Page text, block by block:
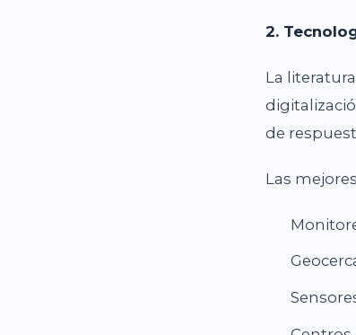
2.
La
de
Las